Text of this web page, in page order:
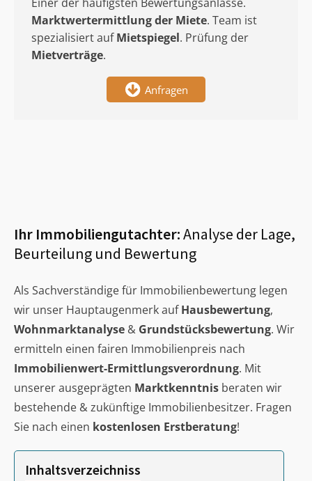
Marktwertermittlungder Miete. Team ist
spezialisiert aufMietspiegel. Prüfung der
Mietverträge.
Anfragen
Ihr Immobiliengutachter:Analyse der Lage,
Beurteilung und Bewertung
Als Sachverständige für Immobilienbewertung legen
wir unser Hauptaugenmerk aufHausbewertung,
Wohnmarktanalyse & Grundstücksbewertung. Wir
ermitteln einen fairen Immobilienpreis nach
Immobilienwert-Ermittlungsverordnung. Mit
unserer ausgeprägten Marktkenntnis beraten wir
bestehende & zukünftige Immobilienbesitzer. Fragen
Sie nach einen kostenlosen Erstberatung!
Inhaltsverzeichniss